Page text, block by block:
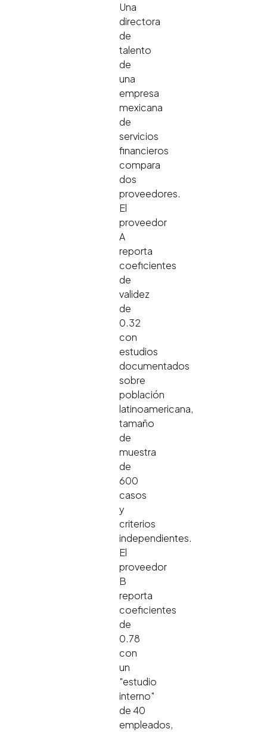
Una
directora
de
talento
de
una
empresa
mexicana
de
servicios
financieros
compara
dos
proveedores.
El
proveedor
A
reporta
coeficientes
de
validez
de
0.32
con
estudios
documentados
sobre
población
latinoamericana,
tamaño
de
muestra
de
600
casos
y
criterios
independientes.
El
proveedor
B
reporta
coeficientes
de
0.78
con
un
"estudio
interno"
de 40
empleados,